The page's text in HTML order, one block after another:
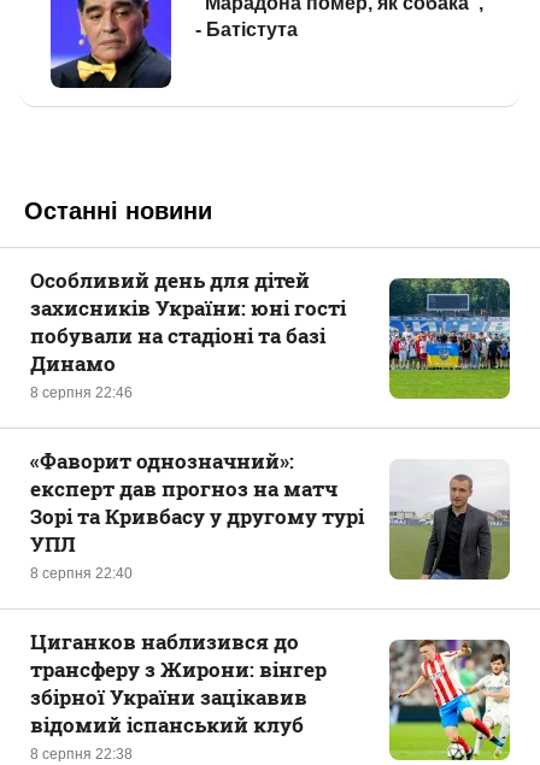
Останні новини
8 серпня 22:46
Особливий день для дітей
захисників України: юні гості
побували на стадіоні та базі
Динамо
8 серпня 22:40
«Фаворит однозначний»:
експерт дав прогноз на матч
Зорі та Кривбасу у другому турі
УПЛ
8 серпня 22:38
Циганков наблизився до
трансферу з Жирони: вінгер
збірної України зацікавив
відомий іспанський клуб